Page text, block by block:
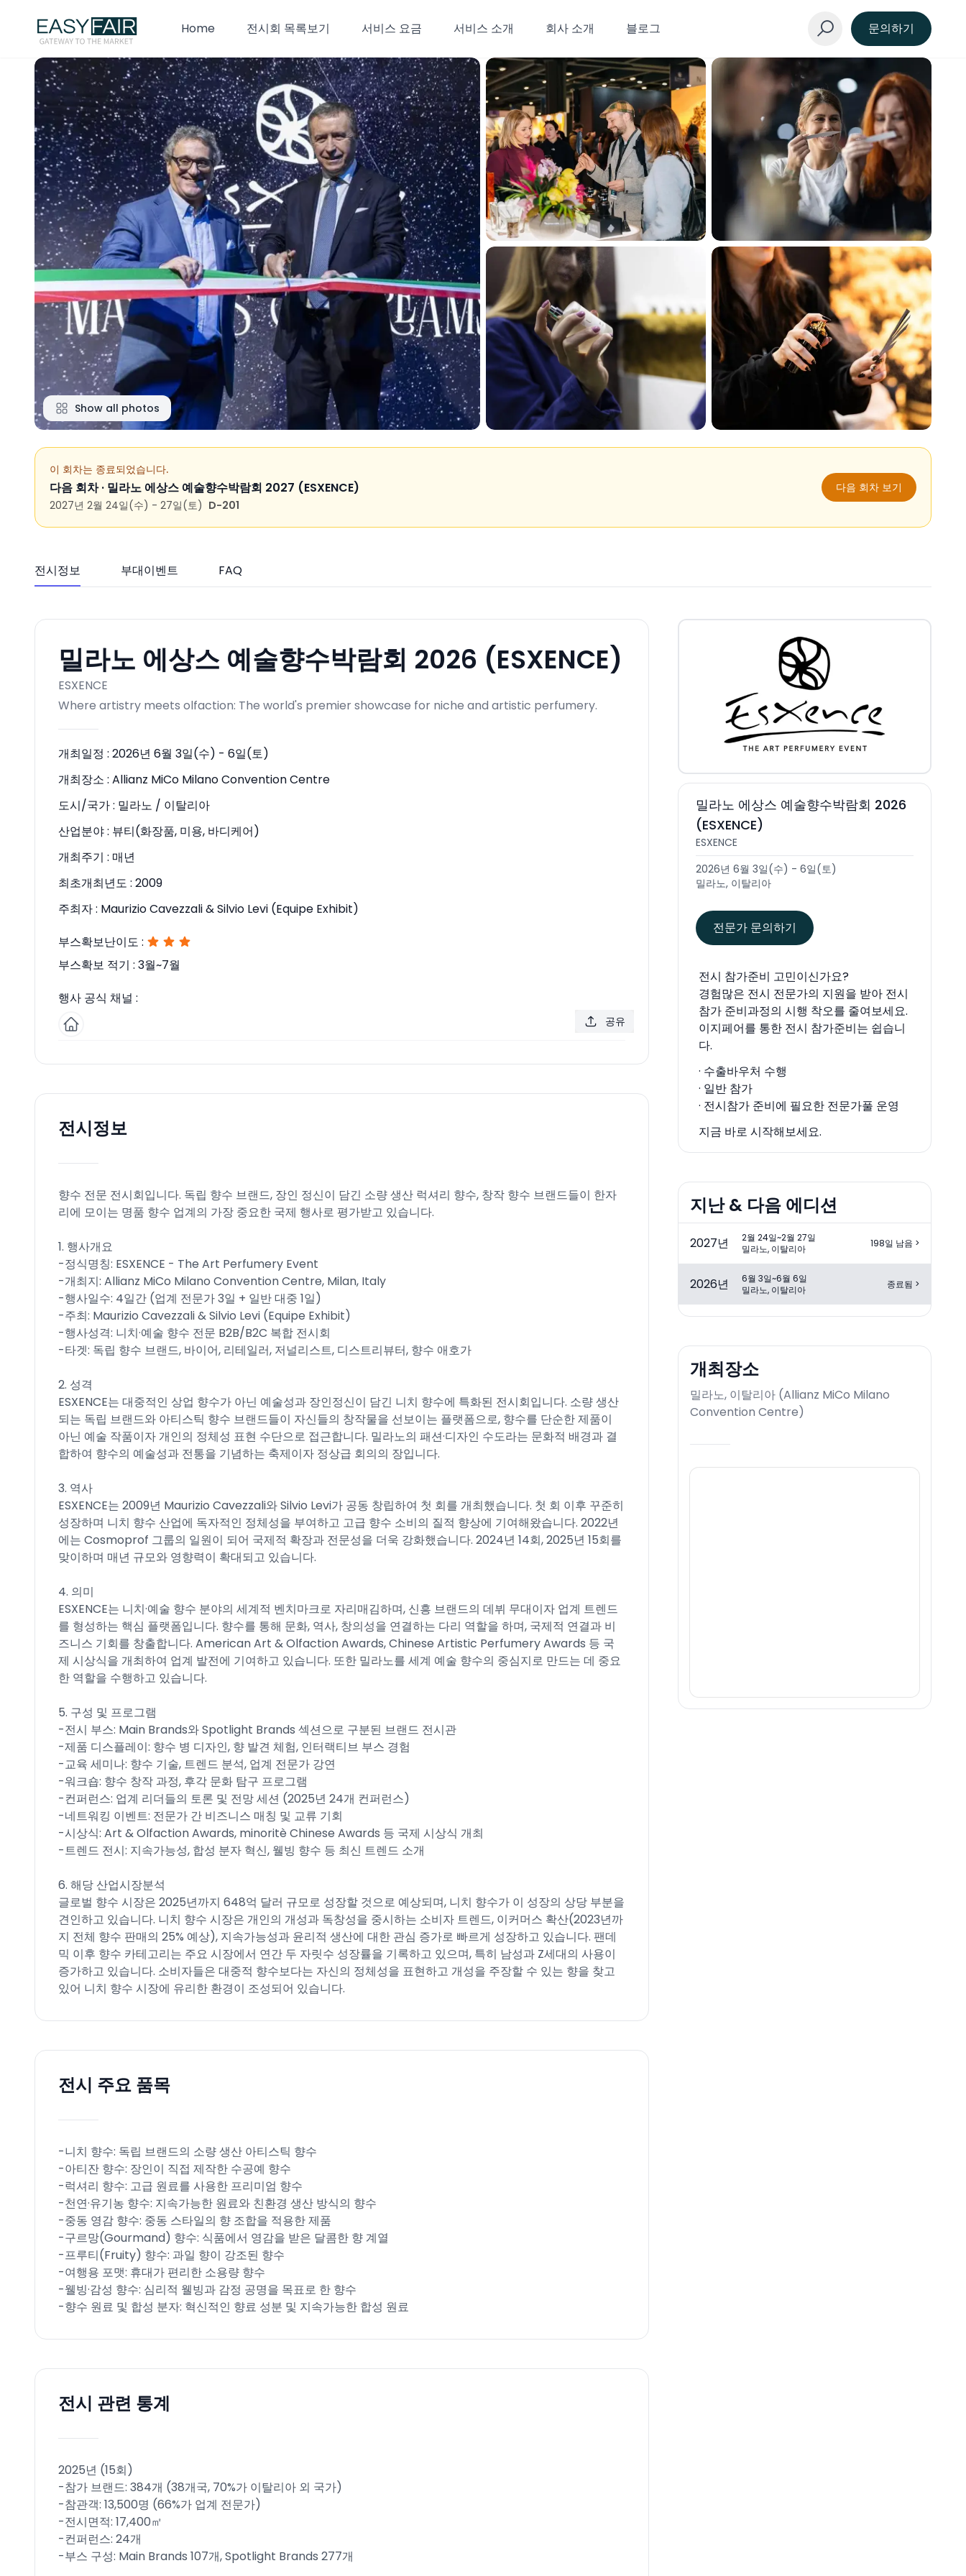
Home 전시회 목록보기 서비스 요금 서비스 소개 회사 소개 블로그 문의하기
Show all photos
이 회차는 종료되었습니다.
다음 회차 · 밀라노 에상스 예술향수박람회 2027 (ESXENCE)
2027년 2월 24일(수) - 27일(토) D-201
다음 회차 보기
전시정보 부대이벤트 FAQ
공유
밀라노 에상스 예술향수박람회 2026 (ESXENCE)
ESXENCE
Where artistry meets olfaction: The world's premier showcase for niche and artistic perfumery.
개최일정 : 2026년 6월 3일(수) - 6일(토)
개최장소 : Allianz MiCo Milano Convention Centre
도시/국가 : 밀라노 / 이탈리아
산업분야 : 뷰티(화장품, 미용, 바디케어)
개최주기 : 매년
최초개최년도 : 2009
주최자 : Maurizio Cavezzali & Silvio Levi (Equipe Exhibit)
부스확보난이도 :
부스확보 적기 : 3월~7월
행사 공식 채널 :
전시정보
향수 전문 전시회입니다. 독립 향수 브랜드, 장인 정신이 담긴 소량 생산 럭셔리 향수, 창작 향수 브랜드들이 한자
리에 모이는 명품 향수 업계의 가장 중요한 국제 행사로 평가받고 있습니다.​
1. 행사개요
-정식명칭: ESXENCE - The Art Perfumery Event​
-개최지: Allianz MiCo Milano Convention Centre, Milan, Italy​
-행사일수: 4일간 (업계 전문가 3일 + 일반 대중 1일)​
-주최: Maurizio Cavezzali & Silvio Levi (Equipe Exhibit)​
-행사성격: 니치·예술 향수 전문 B2B/B2C 복합 전시회​
-타겟: 독립 향수 브랜드, 바이어, 리테일러, 저널리스트, 디스트리뷰터, 향수 애호가​
2. 성격
ESXENCE는 대중적인 상업 향수가 아닌 예술성과 장인정신이 담긴 니치 향수에 특화된 전시회입니다. 소량 생산
되는 독립 브랜드와 아티스틱 향수 브랜드들이 자신들의 창작물을 선보이는 플랫폼으로, 향수를 단순한 제품이
아닌 예술 작품이자 개인의 정체성 표현 수단으로 접근합니다. 밀라노의 패션·디자인 수도라는 문화적 배경과 결
합하여 향수의 예술성과 전통을 기념하는 축제이자 정상급 회의의 장입니다.​
3. 역사
ESXENCE는 2009년 Maurizio Cavezzali와 Silvio Levi가 공동 창립하여 첫 회를 개최했습니다. 첫 회 이후 꾸준히
성장하며 니치 향수 산업에 독자적인 정체성을 부여하고 고급 향수 소비의 질적 향상에 기여해왔습니다. 2022년
에는 Cosmoprof 그룹의 일원이 되어 국제적 확장과 전문성을 더욱 강화했습니다. 2024년 14회, 2025년 15회를
맞이하며 매년 규모와 영향력이 확대되고 있습니다.​
4. 의미
ESXENCE는 니치·예술 향수 분야의 세계적 벤치마크로 자리매김하며, 신흥 브랜드의 데뷔 무대이자 업계 트렌드
를 형성하는 핵심 플랫폼입니다. 향수를 통해 문화, 역사, 창의성을 연결하는 다리 역할을 하며, 국제적 연결과 비
즈니스 기회를 창출합니다. American Art & Olfaction Awards, Chinese Artistic Perfumery Awards 등 국
제 시상식을 개최하여 업계 발전에 기여하고 있습니다. 또한 밀라노를 세계 예술 향수의 중심지로 만드는 데 중요
한 역할을 수행하고 있습니다.​
5. 구성 및 프로그램
-전시 부스: Main Brands와 Spotlight Brands 섹션으로 구분된 브랜드 전시관​
-제품 디스플레이: 향수 병 디자인, 향 발견 체험, 인터랙티브 부스 경험​
-교육 세미나: 향수 기술, 트렌드 분석, 업계 전문가 강연​
-워크숍: 향수 창작 과정, 후각 문화 탐구 프로그램​
-컨퍼런스: 업계 리더들의 토론 및 전망 세션 (2025년 24개 컨퍼런스)​
-네트워킹 이벤트: 전문가 간 비즈니스 매칭 및 교류 기회​
-시상식: Art & Olfaction Awards, minoritè Chinese Awards 등 국제 시상식 개최​
-트렌드 전시: 지속가능성, 합성 분자 혁신, 웰빙 향수 등 최신 트렌드 소개​
6. 해당 산업시장분석
글로벌 향수 시장은 2025년까지 648억 달러 규모로 성장할 것으로 예상되며, 니치 향수가 이 성장의 상당 부분을
견인하고 있습니다. 니치 향수 시장은 개인의 개성과 독창성을 중시하는 소비자 트렌드, 이커머스 확산(2023년까
지 전체 향수 판매의 25% 예상), 지속가능성과 윤리적 생산에 대한 관심 증가로 빠르게 성장하고 있습니다. 팬데
믹 이후 향수 카테고리는 주요 시장에서 연간 두 자릿수 성장률을 기록하고 있으며, 특히 남성과 Z세대의 사용이
증가하고 있습니다. 소비자들은 대중적 향수보다는 자신의 정체성을 표현하고 개성을 주장할 수 있는 향을 찾고
있어 니치 향수 시장에 유리한 환경이 조성되어 있습니다.​
전시 주요 품목
-니치 향수: 독립 브랜드의 소량 생산 아티스틱 향수​
-아티잔 향수: 장인이 직접 제작한 수공예 향수​
-럭셔리 향수: 고급 원료를 사용한 프리미엄 향수​
-천연·유기농 향수: 지속가능한 원료와 친환경 생산 방식의 향수​
-중동 영감 향수: 중동 스타일의 향 조합을 적용한 제품​
-구르망(Gourmand) 향수: 식품에서 영감을 받은 달콤한 향 계열​
-프루티(Fruity) 향수: 과일 향이 강조된 향수​
-여행용 포맷: 휴대가 편리한 소용량 향수​
-웰빙·감성 향수: 심리적 웰빙과 감정 공명을 목표로 한 향수​
-향수 원료 및 합성 분자: 혁신적인 향료 성분 및 지속가능한 합성 원료​
전시 관련 통계
2025년 (15회)
-참가 브랜드: 384개 (38개국, 70%가 이탈리아 외 국가)​
-참관객: 13,500명 (66%가 업계 전문가)​
-전시면적: 17,400㎡​
-컨퍼런스: 24개​
-부스 구성: Main Brands 107개, Spotlight Brands 277개​
밀라노 에상스 예술향수박람회 2026
(ESXENCE)
ESXENCE
2026년 6월 3일(수) - 6일(토)
밀라노, 이탈리아
전문가 문의하기
전시 참가준비 고민이신가요?
경험많은 전시 전문가의 지원을 받아 전시
참가 준비과정의 시행 착오를 줄여보세요.
이지페어를 통한 전시 참가준비는 쉽습니
다.
· 수출바우처 수행
· 일반 참가
· 전시참가 준비에 필요한 전문가풀 운영
지금 바로 시작해보세요.
지난 & 다음 에디션
2027년
2월 24일~2월 27일
밀라노, 이탈리아
198일 남음 >
2026년
6월 3일~6월 6일
밀라노, 이탈리아
종료됨 >
개최장소
밀라노, 이탈리아(Allianz MiCo Milano
Convention Centre)